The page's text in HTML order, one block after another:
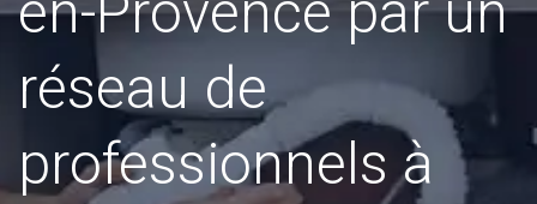
réseau de
professionnels à